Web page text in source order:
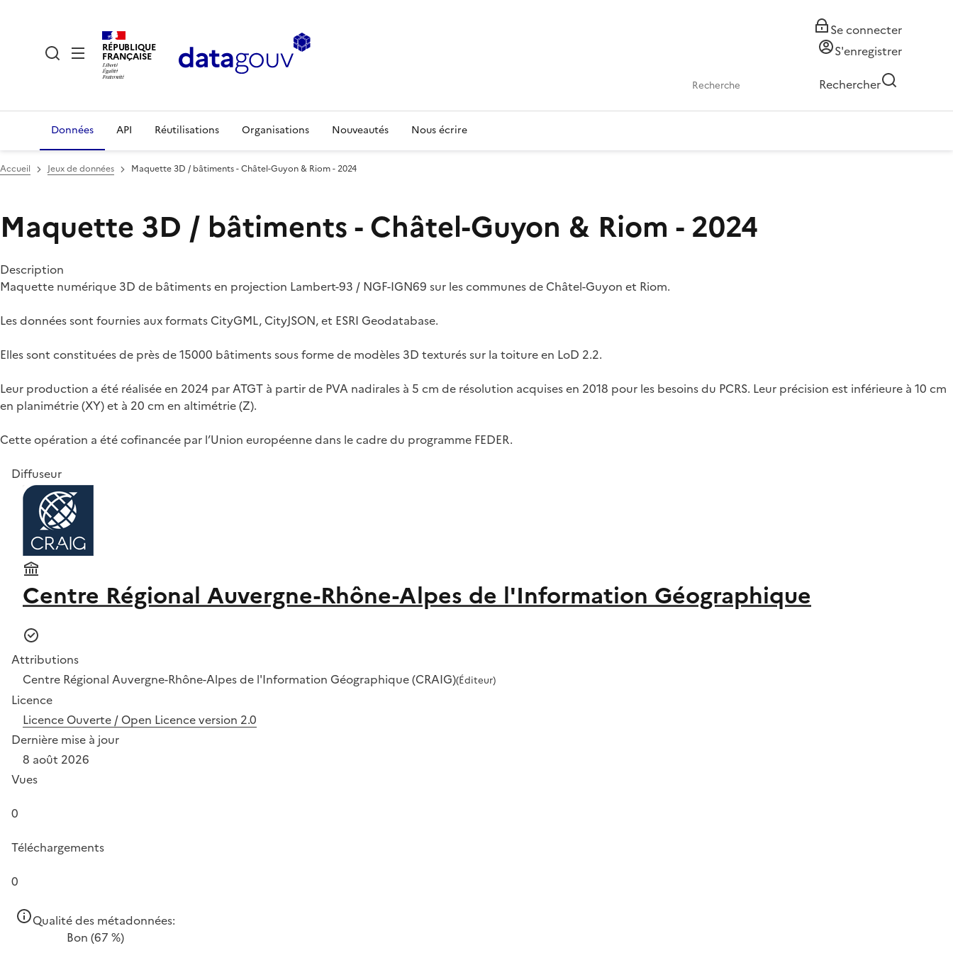
RÉPUBLIQUE
FRANÇAISE
Se connecter
S'enregistrer
Rechercher
Données API Réutilisations Organisations Nouveautés Nous écrire
Accueil Jeux de données Maquette 3D / bâtiments - Châtel-Guyon & Riom - 2024
Maquette 3D / bâtiments - Châtel-Guyon & Riom - 2024
Description
Maquette numérique 3D de bâtiments en projection Lambert-93 / NGF-IGN69 sur les communes de Châtel-Guyon et Riom.
Les données sont fournies aux formats CityGML, CityJSON, et ESRI Geodatabase.
Elles sont constituées de près de 15000 bâtiments sous forme de modèles 3D texturés sur la toiture en LoD 2.2.
Leur production a été réalisée en 2024 par ATGT à partir de PVA nadirales à 5 cm de résolution acquises en 2018 pour les besoins du PCRS. Leur précision est inférieure à 10 cm
en planimétrie (XY) et à 20 cm en altimétrie (Z).
Cette opération a été cofinancée par l’Union européenne dans le cadre du programme FEDER.
Diffuseur
Centre Régional Auvergne-Rhône-Alpes de l'Information Géographique
Attributions
Centre Régional Auvergne-Rhône-Alpes de l'Information Géographique (CRAIG)(Éditeur)
Licence
Licence Ouverte / Open Licence version 2.0
Dernière mise à jour
8 août 2026
Vues
0
Téléchargements
0
Qualité des métadonnées:
Bon (67 %)